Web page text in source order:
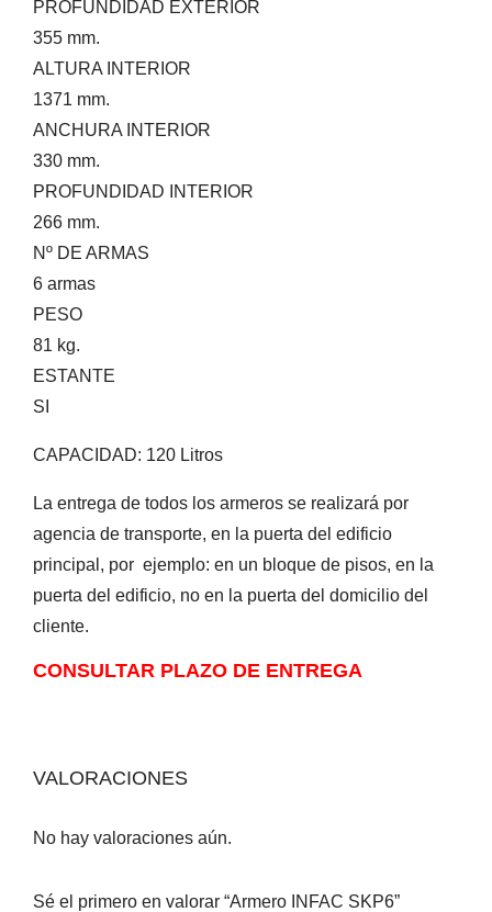
PROFUNDIDAD EXTERIOR
355 mm.
ALTURA INTERIOR
1371 mm.
ANCHURA INTERIOR
330 mm.
PROFUNDIDAD INTERIOR
266 mm.
Nº DE ARMAS
6 armas
PESO
81 kg.
ESTANTE
SI
CAPACIDAD: 120 Litros
La entrega de todos los armeros se realizará por
agencia de transporte, en la puerta del edificio
principal, por ejemplo: en un bloque de pisos, en la
puerta del edificio, no en la puerta del domicilio del
cliente.
CONSULTAR PLAZO DE ENTREGA
VALORACIONES
No hay valoraciones aún.
Sé el primero en valorar “Armero INFAC SKP6”